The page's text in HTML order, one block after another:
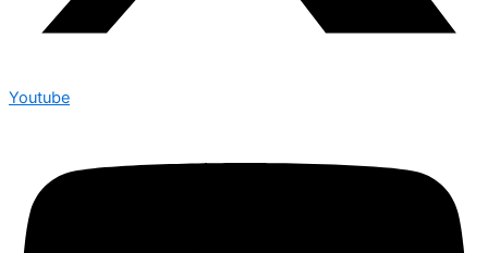
Youtube